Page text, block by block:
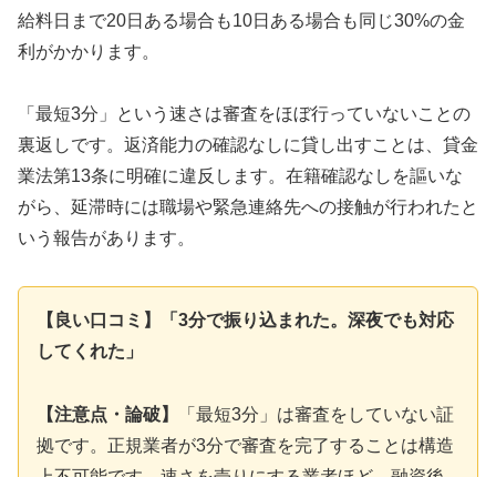
給料日まで20日ある場合も10日ある場合も同じ30%の金
利がかかります。
「最短3分」という速さは審査をほぼ行っていないことの
裏返しです。返済能力の確認なしに貸し出すことは、貸金
業法第13条に明確に違反します。在籍確認なしを謳いな
がら、延滞時には職場や緊急連絡先への接触が行われたと
いう報告があります。
【良い口コミ】「3分で振り込まれた。深夜でも対応
してくれた」
【注意点・論破】
「最短3分」は審査をしていない証
拠です。正規業者が3分で審査を完了することは構造